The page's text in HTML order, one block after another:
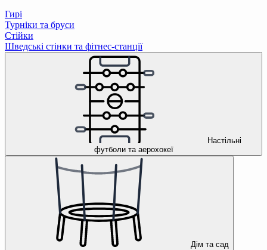
Гирі
Турніки та бруси
Стійки
Шведські стінки та фітнес-станції
Настільні
футболи та аерохокеї
Дім та сад